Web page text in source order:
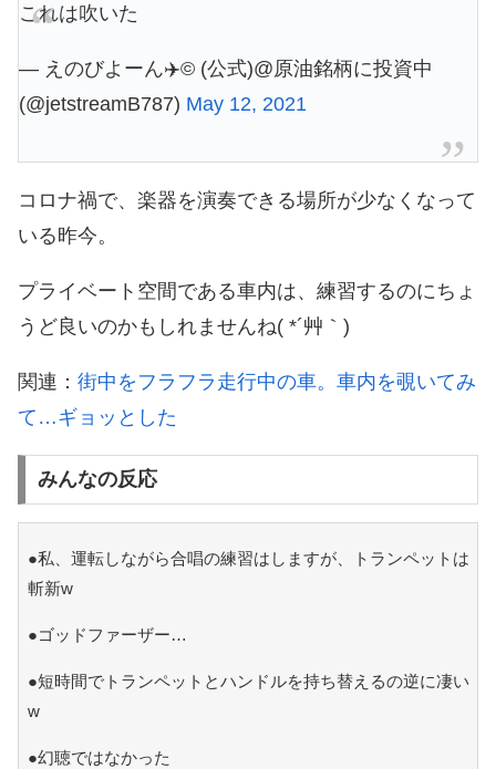
これは吹いた
— えのびよーん✈️©︎ (公式)@原油銘柄に投資中
(@jetstreamB787) May 12, 2021
コロナ禍で、楽器を演奏できる場所が少なくなって
いる昨今。
プライベート空間である車内は、練習するのにちょ
うど良いのかもしれませんね( *´艸｀)
関連： 街中をフラフラ走行中の車。車内を覗いてみ
て…ギョッとした
みんなの反応
●私、運転しながら合唱の練習はしますが、トランペットは
斬新w
●ゴッドファーザー…
●短時間でトランペットとハンドルを持ち替えるの逆に凄い
w
●幻聴ではなかった